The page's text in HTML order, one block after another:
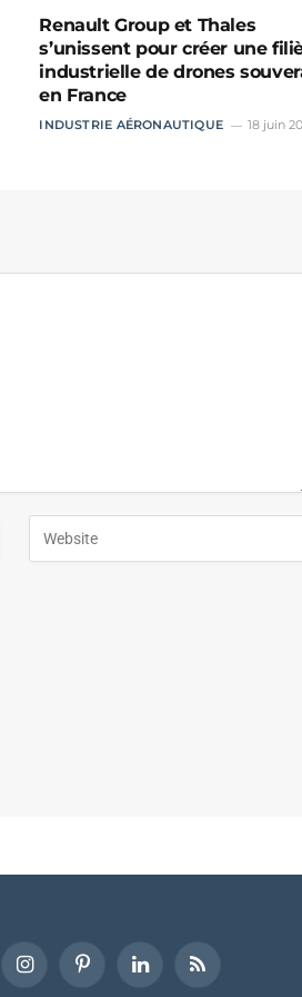
Renault Group et Thales
s’unissent pour créer une
industrielle de drones
en France
INDUSTRIE AÉRONAUTIQUE 18 juin
InstagramPinterestLinkedIn RSS